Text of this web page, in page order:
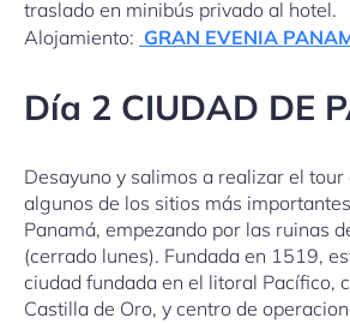
traslado en minibús privado al hotel.
Alojamiento: GRAN EVENIA
Día 2 CIUDAD DE
Desayuno y salimos a realizar el
algunos de los sitios más
Panamá, empezando por las ruinas
(cerrado lunes). Fundada en 1519,
ciudad fundada en el litoral Pacífico,
Castilla de Oro, y centro de